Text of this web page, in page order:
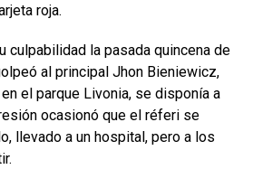
roja.
culpabilidad la pasada quincena de
al principal Jhon Bieniewicz,
el parque Livonia, se disponía a
ocasionó que el réferi se
llevado a un hospital, pero a los